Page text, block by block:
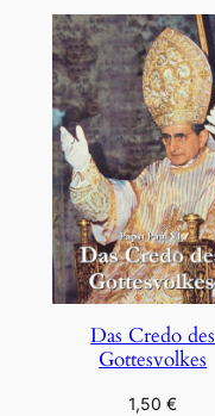
Das Credo des
Gottesvolkes
1,50€